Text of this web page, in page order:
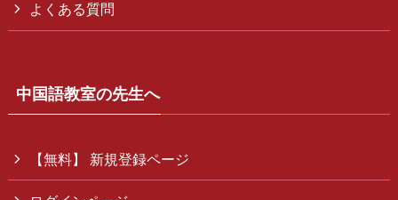
よくある質問
中国語教室の先生へ
【無料】 新規登録ページ